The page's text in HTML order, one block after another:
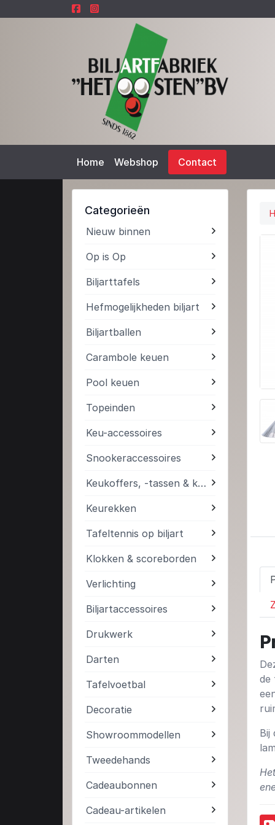
Home Webshop Contact
Categorieën
Nieuw binnen
Op is Op
Biljarttafels
Hefmogelijkheden biljart
Biljartballen
Carambole keuen
Pool keuen
Topeinden
Keu-accessoires
Snookeraccessoires
Keukoffers, -tassen & kokers
Keurekken
Tafeltennis op biljart
Klokken & scoreborden
Verlichting
Biljartaccessoires
Drukwerk
Darten
Tafelvoetbal
Decoratie
Showroommodellen
Tweedehands
Cadeaubonnen
Cadeau-artikelen
de
Bij